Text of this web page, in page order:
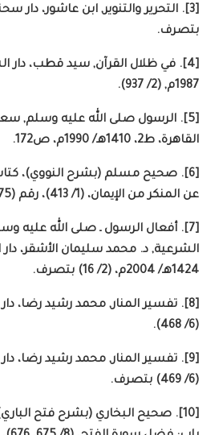
بتصرف.
1987م, (2/ 937).
[5]. الرسول صلى الله عليه وسلم,
القاهرة، ط2، 1410هـ/ 1990م، ص172.
[6]. صحيح مسلم (بشرح النووي)،
عن المنكر من الإيمان، (1/ 413)، رقم (175).
[7]. أفعال الرسول ـ صلى الله عليه
1424هـ/ 2004م، (2/ 16) بتصرف.
(6/ 468).
(6/ 469) بتصرف.
[10]. صحيح البخاري (بشرح فتح